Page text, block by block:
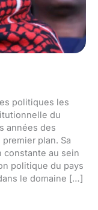
politiques les
du
années des
plan. Sa
constante au sein
politique du pays
le domaine […]